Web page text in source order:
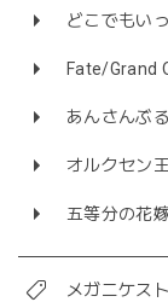
どこでもい
Fate/Grand
あんさんぶ
オルクセン
五等分の花
メガニケス